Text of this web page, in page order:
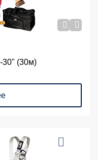
30" (30м)